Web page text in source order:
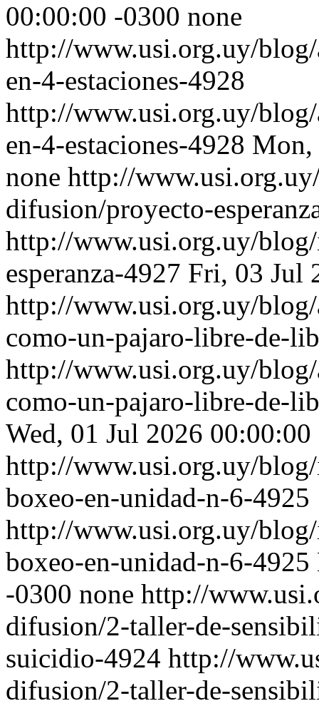
00:00:00 -0300 none
http://www.usi.org.uy/
en-4-estaciones-4928
http://www.usi.org.uy/
en-4-estaciones-4928 Mon,
none http://
difusion/proyecto-
http://www.usi.org.uy/
esperanza-4927 Fri, 03 Jul
http://www.usi.org.uy/
como-un-pajaro-libre-de-
http://www.usi.org.uy/
como-un-pajaro-libre-de-
Wed, 01 Jul 2026
http://www.usi.org.uy/
boxeo-en-unidad-n-6-4925
http://www.usi.org.uy/
boxeo-en-unidad-n-6-4925
-0300 none http://
difusion/2-taller-de-
suicidio-4924 http://
difusion/2-taller-de-